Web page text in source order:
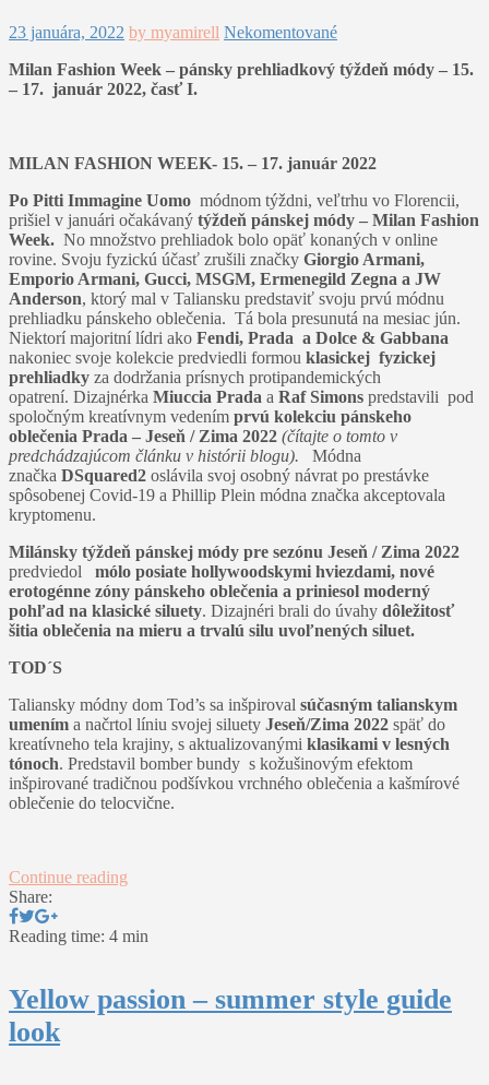
23 januára, 2022 by myamirell Nekomentované
Milan Fashion Week – pánsky prehliadkový týždeň módy – 15.
– 17. január 2022, časť I.
MILAN FASHION WEEK- 15. – 17. január 2022
Po Pitti Immagine Uomo módnom týždni, veľtrhu vo Florencii,
prišiel v januári očakávaný týždeň pánskej módy – Milan Fashion
Week. No množstvo prehliadok bolo opäť konaných v online
rovine. Svoju fyzickú účasť zrušili značky Giorgio Armani,
Emporio Armani, Gucci, MSGM, Ermenegild Zegna a JW
Anderson, ktorý mal v Taliansku predstaviť svoju prvú módnu
prehliadku pánskeho oblečenia. Tá bola presunutá na mesiac jún.
Niektorí majoritní lídri ako Fendi, Prada a Dolce & Gabbana
nakoniec svoje kolekcie predviedli formou klasickej fyzickej
prehliadky za dodržania prísnych protipandemických
opatrení. Dizajnérka Miuccia Prada a Raf Simons predstavili pod
spoločným kreatívnym vedením prvú kolekciu pánskeho
oblečenia Prada – Jeseň / Zima 2022 (čítajte o tomto v
predchádzajúcom článku v histórii blogu).
Módna
značka DSquared2 oslávila svoj osobný návrat po prestávke
spôsobenej Covid-19 a Phillip Plein módna značka akceptovala
kryptomenu.
Milánsky týždeň pánskej módy pre sezónu Jeseň / Zima 2022
predviedol mólo posiate hollywoodskymi hviezdami, nové
erotogénne zóny pánskeho oblečenia a priniesol moderný
pohľad na klasické siluety. Dizajnéri brali do úvahy dôležitosť
šitia oblečenia na mieru a trvalú silu uvoľnených siluet.
TOD´S
Taliansky módny dom Tod’s sa inšpiroval súčasným talianskym
umením a načrtol líniu svojej siluety Jeseň/Zima 2022 späť do
kreatívneho tela krajiny, s aktualizovanými klasikami v lesných
tónoch. Predstavil bomber bundy s kožušinovým efektom
inšpirované tradičnou podšívkou vrchného oblečenia a kašmírové
oblečenie do telocvične.
Continue reading
Share:
Reading time: 4 min
Yellow passion – summer style guide
look